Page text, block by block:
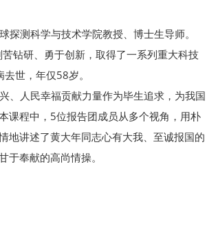
测科学与技术学院教授、博士生导师。
钻研、勇于创新，取得了一系列重大科技
世，年仅58岁。
、人民幸福贡献力量作为毕生追求，为我国
课程中，5位报告团成员从多个视角，用朴
地讲述了黄大年同志心有大我、至诚报国的
奉献的高尚情操。